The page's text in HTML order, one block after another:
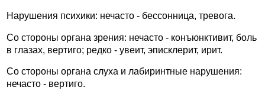
Нарушения психики: нечасто - бессонница, тревога.
Со стороны органа зрения: нечасто - конъюнктивит, боль
в глазах, вертиго; редко - увеит, эписклерит, ирит.
Со стороны органа слуха и лабиринтные нарушения:
нечасто - вертиго.